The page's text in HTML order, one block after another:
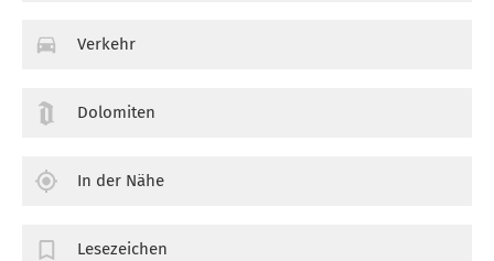
Verkehr
Dolomiten
In der Nähe
Lesezeichen